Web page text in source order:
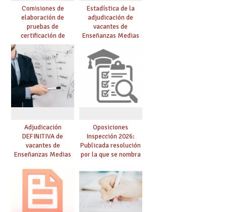
Comisiones de
elaboración de
pruebas de
certificación de
competencia
lingüística: publicada
resolución definitiva
Estadística de la
adjudicación de
vacantes de
Enseñanzas Medias
Adjudicación
DEFINITIVA de
vacantes de
Enseñanzas Medias
Oposiciones
Inspección 2026:
Publicada resolución
por la que se nombra
prácticas, se regulan
dichas prácticas y se
convoca acto público
de adjudicación